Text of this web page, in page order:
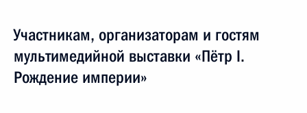
Участникам, организаторам и гостям
мультимедийной выставки «Пётр I.
Рождение империи»